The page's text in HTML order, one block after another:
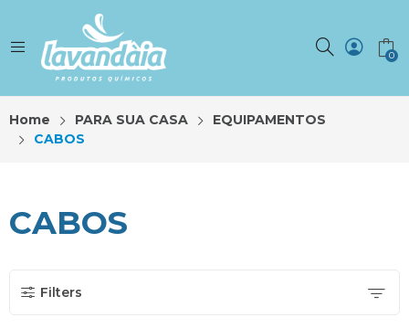
0
Home PARA SUA CASA
EQUIPAMENTOS
CABOS
CABOS
Filters